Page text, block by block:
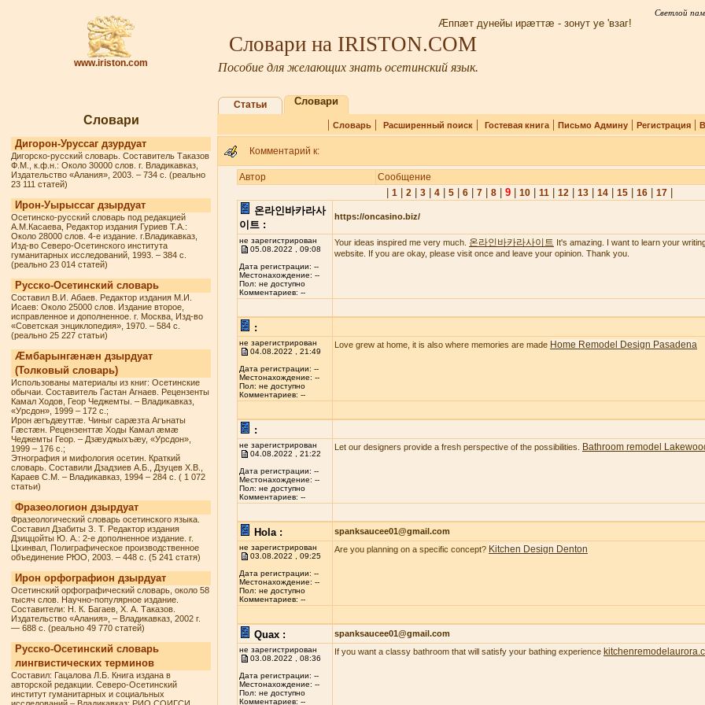
www.iriston.com
Светлой
Æппæт дунейы ирæттæ - зонут уе 'взаг!
Словари на IRISTON.COM
Пособие для желающих знать осетинский язык.
Словари
Дигорон-Уруссаг дзурдуат
Дигорско-русский словарь. Составитель Таказов
Ф.М., к.ф.н.: Около 30000 слов. г. Владикавказ,
Издательство «Алания», 2003. – 734 с. (реально
23 111 статей)
Ирон-Уырыссаг дзырдуат
Осетинско-русский словарь под редакцией
А.М.Касаева, Редактор издания Гуриев Т.А.:
Около 28000 слов. 4-е издание. г.Владикавказ,
Изд-во Северо-Осетинского института
гуманитарных исследований, 1993. – 384 с.
(реально 23 014 статей)
Русско-Осетинский словарь
Составил В.И. Абаев. Редактор издания М.И.
Исаев: Около 25000 слов. Издание второе,
исправленное и дополненное. г. Москва, Изд-во
«Советская энциклопедия», 1970. – 584 с.
(реально 25 227 статьи)
Æмбарынгæнæн дзырдуат
(Толковый словарь)
Использованы материалы из книг: Осетинские
обычаи. Составитель Гастан Агнаев. Рецензенты
Камал Ходов, Геор Чеджемты. – Владикавказ,
«Урсдон», 1999 – 172 с.;
Ирон æгъдæуттæ. Чиныг сарæзта Агънаты
Гæстæн. Рецензенттæ Ходы Камал æмæ
Чеджемты Геор. – Дзæуджыхъæу, «Урсдон»,
1999 – 176 с.;
Этнография и мифология осетин. Краткий
словарь. Составили Дзадзиев А.Б., Дзуцев Х.В.,
Караев С.М. – Владикавказ, 1994 – 284 с. ( 1 072
статьи)
Фразеологион дзырдуат
Фразеологический словарь осетинского языка.
Составил Дзабиты З. Т. Редактор издания
Дзиццойты Ю. А.: 2-е дополненное издание. г.
Цхинвал, Полиграфическое производственное
объединение РЮО, 2003. – 448 с. (5 241 статя)
Ирон орфографион дзырдуат
Осетинский орфографический словарь, около 58
тысяч слов. Научно-популярное издание.
Составители: Н. К. Багаев, Х. А. Таказов.
Издательство «Алания», – Владикавказ, 2002 г.
— 688 с. (реально 49 770 статей)
Русско-Осетинский словарь
лингвистических терминов
Составил: Гацалова Л.Б. Книга издана в
авторской редакции. Северо-Осетинский
институт гуманитарных и социальных
Статьи Словари
| Словарь| Расширенный поиск| Гостевая книга| Письмо Админу| Регистрация|
Комментарий к:
Автор Сообщение
1| 2| 3| 4| 5| 6| 7| 8| 9| 10| 11| 12| 13| 14| 15| 16| 17|
온라인바카라사
이트 :
https://oncasino.biz/
не зарегистрирован
05.08.2022 , 09:08
Дата регистрации: --
Местонахождение: --
Пол: не доступно
Комментариев: --
Your ideas inspired me very much. 온라인바카라사이트 It's amazing. I want to learn your
website. If you are okay, please visit once and leave your opinion. Thank you.
:
не зарегистрирован
04.08.2022 , 21:49
Дата регистрации: --
Местонахождение: --
Пол: не доступно
Комментариев: --
Love grew at home, it is also where memories are made Home Remodel Design Pasadena
:
не зарегистрирован
04.08.2022 , 21:22
Дата регистрации: --
Местонахождение: --
Пол: не доступно
Комментариев: --
Let our designers provide a fresh perspective of the possibilities. Bathroom remodel
Hola : spanksaucee01@gmail.com
не зарегистрирован
03.08.2022 , 09:25
Дата регистрации: --
Местонахождение: --
Пол: не доступно
Комментариев: --
Are you planning on a specific concept? Kitchen Design Denton
Quax : spanksaucee01@gmail.com
не зарегистрирован
03.08.2022 , 08:36
Дата регистрации: --
Местонахождение: --
Пол: не доступно
Комментариев: --
If you want a classy bathroom that will satisfy your bathing experience